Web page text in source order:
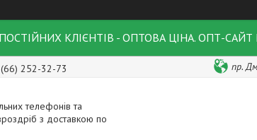
КЛІЄНТІВ - ОПТОВА ЦІНА. ОПТ-САЙТ
252-32-73 пр.
телефонів та
з доставкою по